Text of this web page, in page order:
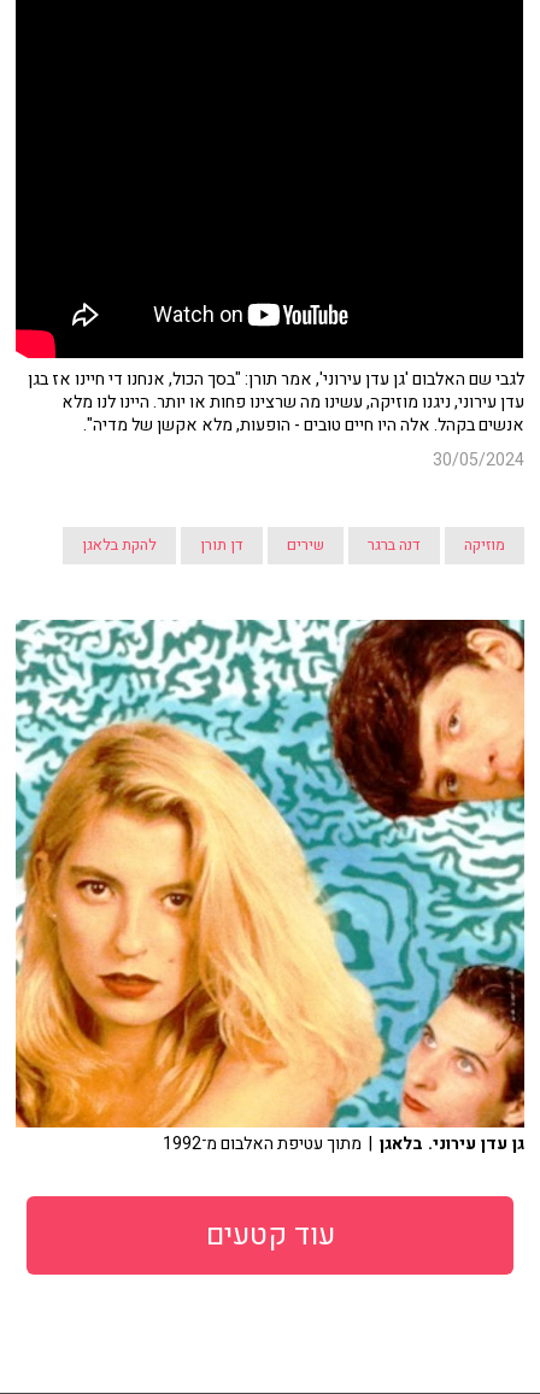
לגבי שם האלבום 'גן עדן עירוני', אמר תורן: "בסך הכול, אנחנו די חיינו אז בגן
עדן עירוני, ניגנו מוזיקה, עשינו מה שרצינו פחות או יותר. היינו לנו מלא
אנשים בקהל. אלה היו חיים טובים - הופעות, מלא אקשן של מדיה".
30/05/2024
מוזיקה דנה ברגר שירים דן תורן להקת בלאגן
גן עדן עירוני. בלאגן | מתוך עטיפת האלבום מ־1992
עוד קטעים